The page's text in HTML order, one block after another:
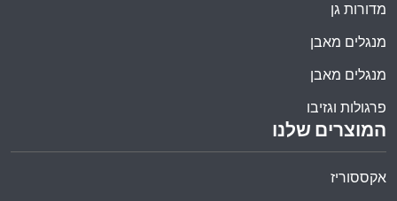
המוצרים שלנו
אקססוריז
מדורות גן
מנגלים מאבן
מנגלים מאבן
פרגולות וגזיבו